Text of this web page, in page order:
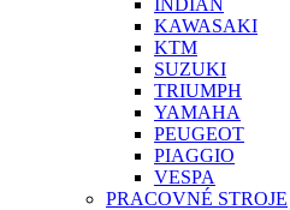
INDIAN
KAWASAKI
KTM
SUZUKI
TRIUMPH
YAMAHA
PEUGEOT
PIAGGIO
VESPA
PRACOVNÉ STROJE